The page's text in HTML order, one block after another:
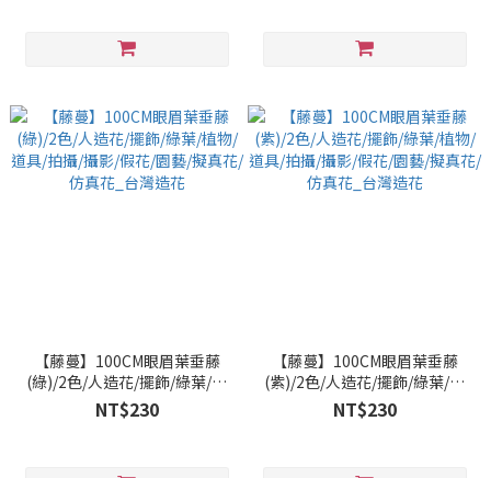
【藤蔓】100CM眼眉葉垂藤
(綠)/2色/人造花/擺飾/綠葉/植
物/道具/拍攝/攝影/假花/園藝/
擬真花/仿真花_台灣造花
NT$230
【藤蔓】100CM眼眉葉垂藤
(紫)/2色/人造花/擺飾/綠葉/植
物/道具/拍攝/攝影/假花/園藝/
擬真花/仿真花_台灣造花
NT$230